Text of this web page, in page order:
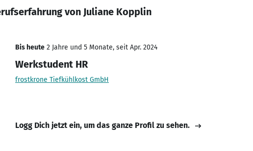
von Juliane Kopplin
Bis heute 2 Jahre und 5 Monate, seit Apr. 2024
Werkstudent HR
frostkrone Tiefkühlkost GmbH
Logg Dich jetzt ein, um das ganze Profil zu sehen.